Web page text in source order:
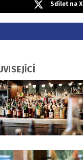
Sdílet na X